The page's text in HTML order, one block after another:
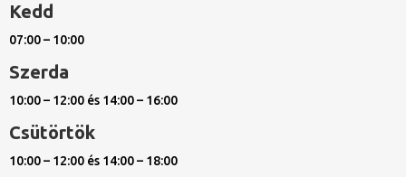
Kedd
07:00 – 10:00
Szerda
10:00 – 12:00 és 14:00 – 16:00
Csütörtök
10:00 – 12:00 és 14:00 – 18:00